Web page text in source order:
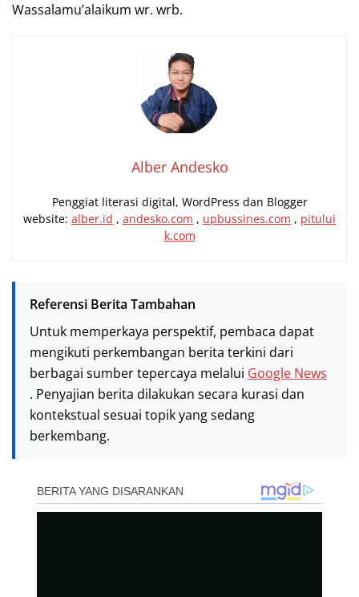
Wassalamu’alaikum wr. wrb.
Alber Andesko
Penggiat literasi digital, WordPress dan Blogger
website: alber.id , andesko.com , upbussines.com , pitului
k.com
Referensi Berita Tambahan
Untuk memperkaya perspektif, pembaca dapat
mengikuti perkembangan berita terkini dari
berbagai sumber tepercaya melalui Google News
. Penyajian berita dilakukan secara kurasi dan
kontekstual sesuai topik yang sedang
berkembang.